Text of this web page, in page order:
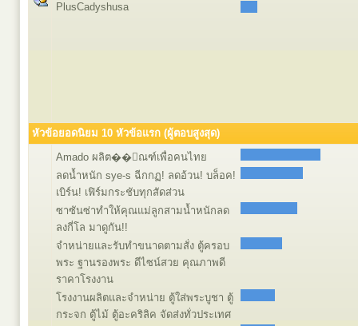
PlusCadyshusa
หัวข้อยอดนิยม 10 หัวข้อแรก (ผู้ตอบสูงสุด)
Amado ผลิต��ัณฑ์เพื่อคนไทย
ลดน้ำหนัก sye-s ฉีกกฏ! ลดอ้วน! บล็อค!
เบิร์น! เฟิร์มกระชับทุกสัดส่วน
ซาซันซ่าทำให้คุณแม่ลูกสามน้ำหนักลด
ลงกี่โล มาดูกัน!!
จำหน่ายและรับทำขนาดตามสั่ง ตู้ครอบ
พระ ฐานรองพระ ดีไซน์สวย คุณภาพดี
ราคาโรงงาน
โรงงานผลิตและจำหน่าย ตู้ใส่พระบูชา ตู้
กระจก ตู้ไม้ ตู้อะคริลิค จัดส่งทั่วประเทศ